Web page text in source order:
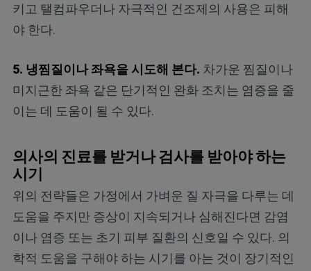
키고 탤컴파우더나 자극적인 건조제의 사용은 피해
야 한다.
5. 냉찜질이나 좌욕을 시도해 본다. 차가운 찜질이나
미지근한 좌욕 같은 단기적인 완화 조치는 염증을 줄
이는 데 도움이 될 수 있다.
의사의 진료를 받거나 검사를 받아야 하는
시기
위의 전략들은 가정에서 가벼운 질 자극을 다루는 데
도움을 주지만 증상이 지속되거나 심해진다면 감염
이나 염증 또는 초기 피부 질환의 신호일 수 있다. 의
학적 도움을 구해야 하는 시기를 아는 것이 장기적인